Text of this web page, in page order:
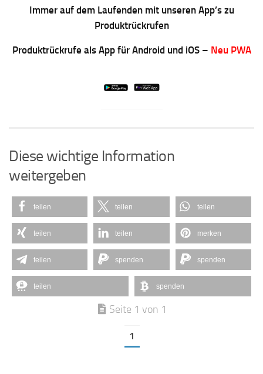
Immer auf dem Laufenden mit unseren App’s zu
Produktrückrufen
Produktrückrufe als App für Android und iOS – Neu PWA
Diese wichtige Information
weitergeben
teilen teilen teilen
teilen teilen merken
teilen spenden spenden
teilen spenden
Seite 1 von 1
1